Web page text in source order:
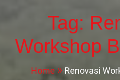
Tag:
Workshop
Home Renovasi